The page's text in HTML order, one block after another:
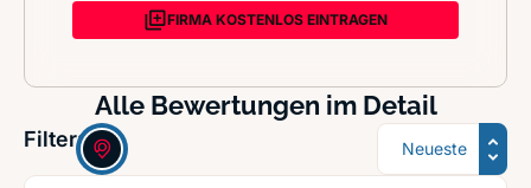
FIRMA KOSTENLOS EINTRAGEN
Alle Bewertungen im Detail
Filter: Sortierung